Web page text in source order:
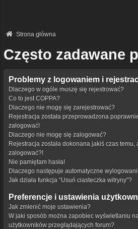
Strona główna
Często zadawane
Problemy z logowaniem i
Dlaczego w ogóle muszę się rejestrować?
Co to jest COPPA?
Dlaczego nie mogę się zarejestrować?
Rejestracja została przeprowadzona
zalogować!
Dlaczego nie mogę się zalogować?
Rejestracja została dokonana jakiś czas temu,
zalogować?!
Nie pamiętam hasła!
Dlaczego następuje automatyczne
Jak działa funkcja “Usuń ciasteczka witryny”?
Preferencje i ustawienia
Jak zmienić moje ustawienia?
W jaki sposób można zapobiec wyświetlaniu
użytkowników przeglądających forum?